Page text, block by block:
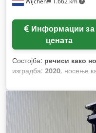
цената
Состојба: речиси како
изградба: 2020, носење
,
работни часови:413 h,
јарбол: